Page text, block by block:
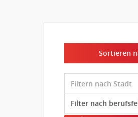
Sortieren